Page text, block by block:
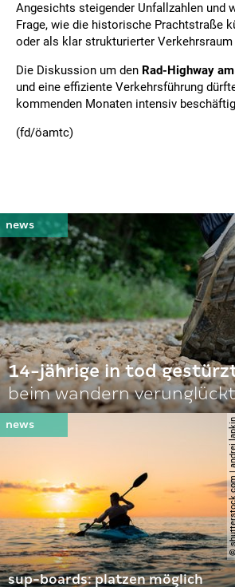
Angesichts steigender Unfallzahlen und
Frage, wie die historische Prachtstraße
oder als klar strukturierter
Die Diskussion um den Rad-Highway
und eine effiziente Verkehrsführung
kommenden Monaten intensiv
(fd/öamtc)
14-jährige in tod
beim wandern verunglückt
©
sup-boards: platzen möglich